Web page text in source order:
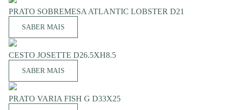
PRATO SOBREMESA ATLANTIC LOBSTER D21
SABER MAIS
CESTO JOSETTE D26.5XH8.5
SABER MAIS
PRATO VARIA FISH G D33X25